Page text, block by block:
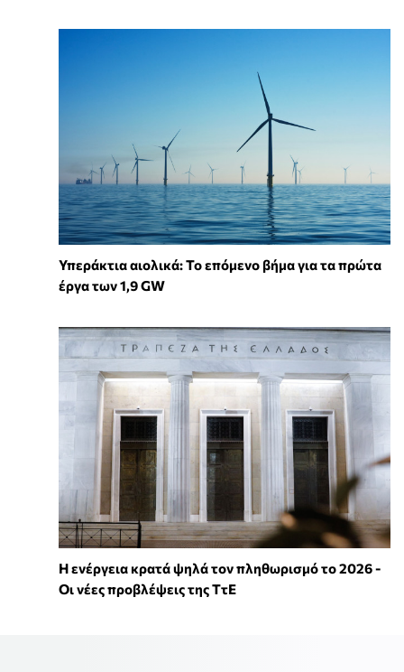
Υπεράκτια αιολικά: Το επόμενο βήμα για τα πρώτα
έργα των 1,9 GW
Η ενέργεια κρατά ψηλά τον πληθωρισμό το 2026 -
Οι νέες προβλέψεις της ΤτΕ